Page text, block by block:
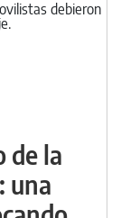
de la
una